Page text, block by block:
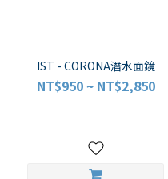
IST - CORONA潛水面鏡
NT$950 ~ NT$2,850